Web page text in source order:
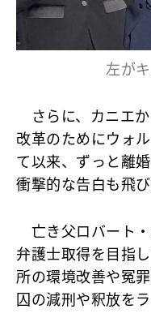
左が
さらに、カニエ
改革のためにウォ
て以来、ずっと離
衝撃的な告白も飛び
亡き父ロバート・
弁護士取得を目指
所の環境改善や冤
囚の減刑や釈放を